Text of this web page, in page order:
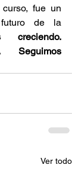
fue un
de la
creciendo.
Seguimos
Ver todo